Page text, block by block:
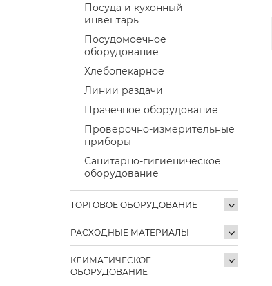
Посуда и кухонный
инвентарь
Посудомоечное
оборудование
Хлебопекарное
Линии раздачи
Прачечное оборудование
Проверочно-измерительные
приборы
Санитарно-гигиеническое
оборудование
ТОРГОВОЕ ОБОРУДОВАНИЕ
РАСХОДНЫЕ МАТЕРИАЛЫ
КЛИМАТИЧЕСКОЕ
ОБОРУДОВАНИЕ